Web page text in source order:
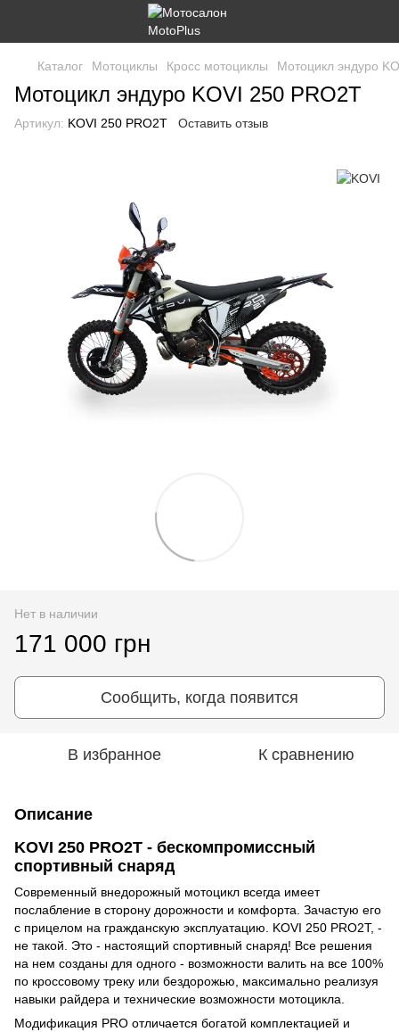
Каталог Мотоциклы Кросс мотоциклы Мотоцикл эндуро
Мотоцикл эндуро KOVI 250 PRO2T
Артикул: KOVI 250 PRO2T Оставить отзыв
Нет в наличии
171 000 грн
Сообщить, когда появится
В избранное К сравнению
Описание
KOVI 250 PRO2T - бескомпромиссный
спортивный снаряд
Современный внедорожный мотоцикл всегда имеет
послабление в сторону дорожности и комфорта. Зачастую его
с прицелом на гражданскую эксплуатацию. KOVI 250 PRO2T, -
не такой. Это - настоящий спортивный снаряд! Все решения
на нем созданы для одного - возможности валить на все 100%
по кроссовому треку или бездорожью, максимально реализуя
навыки райдера и технические возможности мотоцикла.
Модификация PRO отличается богатой комплектацией и